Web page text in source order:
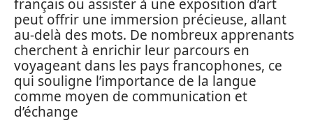
français ou assister à une exposition d’art
peut offrir une immersion précieuse, allant
au-delà des mots. De nombreux apprenants
cherchent à enrichir leur parcours en
voyageant dans les pays francophones, ce
qui souligne l’importance de la langue
comme moyen de communication et
d’échange